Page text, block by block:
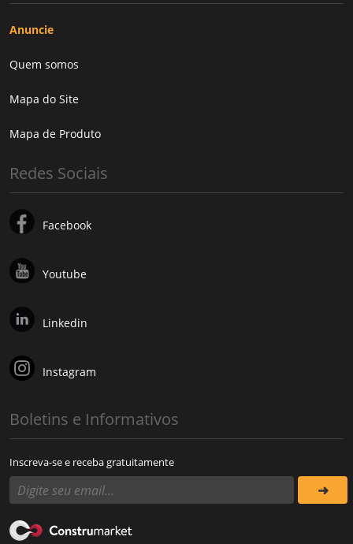
Anuncie
Quem somos
Mapa do Site
Mapa de Produto
Redes Sociais
Facebook
Youtube
Linkedin
Instagram
Boletins e Informativos
Inscreva-se e receba gratuitamente